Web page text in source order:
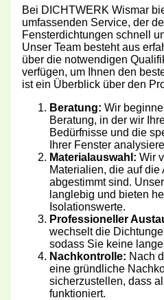
Bei DICHTWERK Wismar
umfassenden Service, der
Fensterdichtungen schnell
Unser Team besteht aus
über die notwendigen
verfügen, um Ihnen den
ist ein Überblick über den
Beratung: Wir
Beratung, in der wir
Bedürfnisse und die
Ihrer Fenster
Materialauswahl: Wir
Materialien, die auf die
abgestimmt sind.
langlebig und bieten
Isolationswerte.
Professioneller
wechselt die
sodass Sie keine
Nachkontrolle: Nach
eine gründliche
sicherzustellen, dass
funktioniert.